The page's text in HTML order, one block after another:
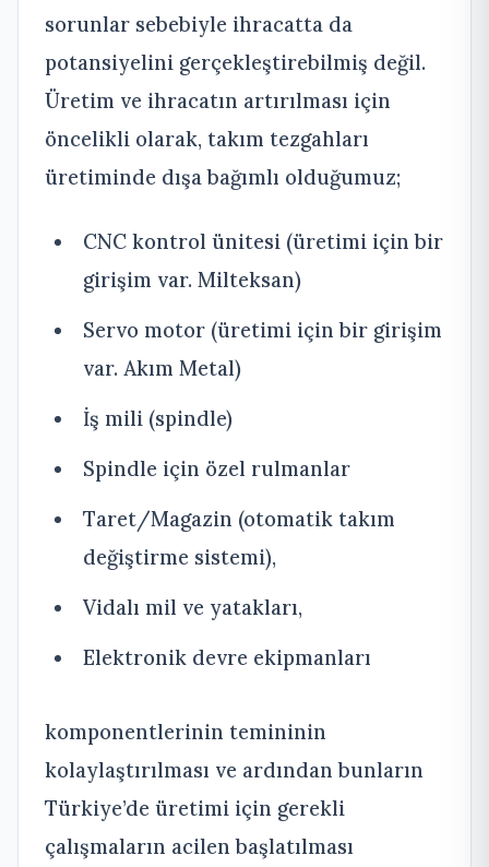
sorunlar sebebiyle ihracatta da
potansiyelini gerçekleştirebilmiş değil.
Üretim ve ihracatın artırılması için
öncelikli olarak, takım tezgahları
üretiminde dışa bağımlı olduğumuz;
CNC kontrol ünitesi (üretimi için bir
girişim var. Milteksan)
Servo motor (üretimi için bir girişim
var. Akım Metal)
İş mili (spindle)
Spindle için özel rulmanlar
Taret/Magazin (otomatik takım
değiştirme sistemi),
Vidalı mil ve yatakları,
Elektronik devre ekipmanları
komponentlerinin temininin
kolaylaştırılması ve ardından bunların
Türkiye’de üretimi için gerekli
çalışmaların acilen başlatılması